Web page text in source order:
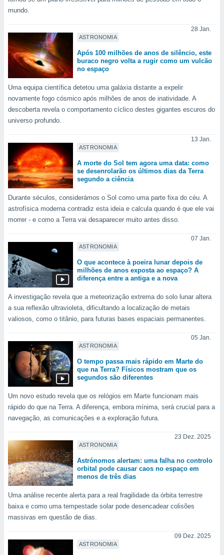
qual se
ou opor-
qualquer
em “
na
o
de
ou aceder
para
criar
dos
ou
fontes,
e melhorar
através
mundo.
ASTRONOMIA
28 Jan.
Após 100 milhões de anos de silêncio, este
buraco negro volta a rugir como um vulcão
no espaço
Uma equipa científica detetou uma galáxia distante a expelir
novamente fogo cósmico após milhões de anos de inatividade. A
descoberta revela o comportamento cíclico destes gigantes escuros do
universo profundo.
ASTRONOMIA
13 Jan.
A morte do Sol tem agora uma data: como
se desenrolarão os últimos dias da Terra
segundo a ciência
Durante séculos, considerámos o Sol como uma parte fixa do céu. A
astrofísica moderna contradiz esta ideia e calcula quando é que ele vai
morrer - e como a Terra vai desaparecer muito antes disso.
ASTRONOMIA
07 Jan.
O que acontece à poeira lunar depois de
milhões de anos exposta ao espaço? A
diferença entre a antiga e a nova
A investigação revela que a meteorização extrema do solo lunar altera
a sua reflexão ultravioleta, dificultando a localização de metais
valiosos, como o titânio, para futuras bases espaciais permanentes.
ASTRONOMIA
05 Jan.
O tempo passa mais rápido em Marte do
que na Terra? Físicos mostram que os
segundos são diferentes
Um novo estudo revela que os relógios em Marte funcionam mais
rápido do que na Terra. A diferença, embora mínima, será crucial para a
navegação, as comunicações e a exploração futura.
ASTRONOMIA
23 Dez. 2025
Astrónomos alertam: uma falha no controlo
orbital pode causar caos no espaço em
menos de três dias
Uma análise recente alerta para a real fragilidade da órbita terrestre
baixa e como uma tempestade solar pode desencadear colisões
massivas em questão de dias.
ASTRONOMIA
09 Dez. 2025